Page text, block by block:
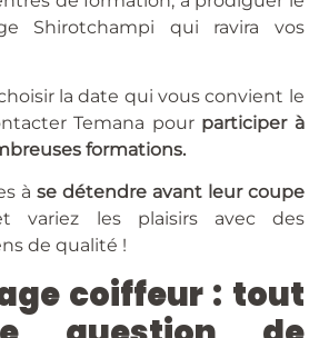
Shirotchampi qui ravira vos
la date qui vous convient le
Temana pour participer à
formations.
à se détendre avant leur coupe
variez les plaisirs avec des
de qualité !
coiffeur : tout